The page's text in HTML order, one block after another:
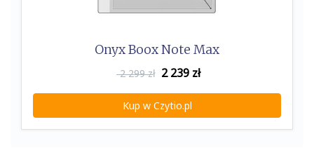
Onyx Boox Note Max
2 299 zł 2 239zł
Kup w Czytio.pl